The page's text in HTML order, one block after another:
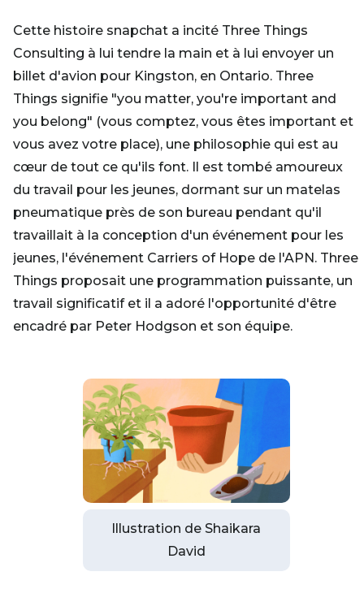
Cette histoire snapchat a incité Three Things
Consulting à lui tendre la main et à lui envoyer un
billet d'avion pour Kingston, en Ontario. Three
Things signifie "you matter, you're important and
you belong" (vous comptez, vous êtes important et
vous avez votre place), une philosophie qui est au
cœur de tout ce qu'ils font. Il est tombé amoureux
du travail pour les jeunes, dormant sur un matelas
pneumatique près de son bureau pendant qu'il
travaillait à la conception d'un événement pour les
jeunes, l'événement Carriers of Hope de l'APN. Three
Things proposait une programmation puissante, un
travail significatif et il a adoré l'opportunité d'être
encadré par Peter Hodgson et son équipe.
Illustration de Shaikara
David